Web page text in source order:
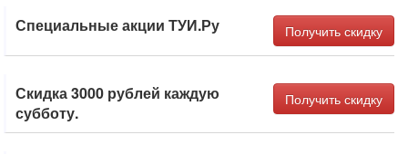
Специальные акции ТУИ.Ру Получить скидку
Скидка 3000 рублей каждую
субботу.
Получить скидку